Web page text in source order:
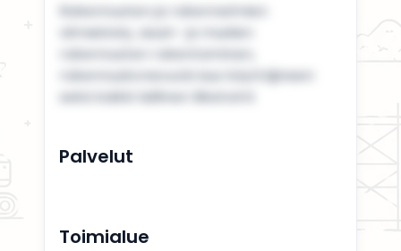
Rakennusten ja rakennelmien
viimeistely, asuin- ja muiden
rakennusten rakentaminen,
rakennuskonevuokraus käyttäjineen
sekä kaikki laillinen liiketoimi
Palvelut
Toimialue